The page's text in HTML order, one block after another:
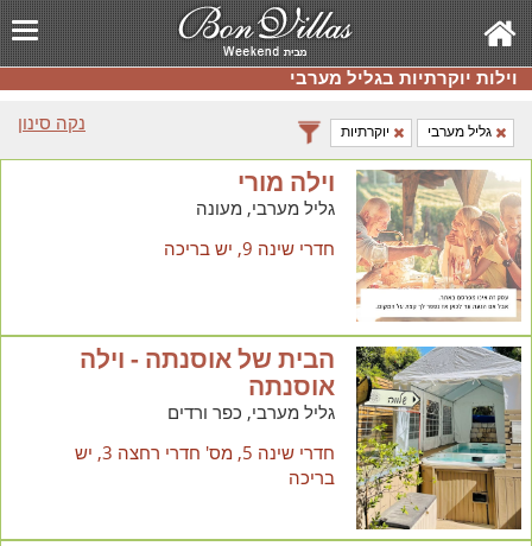
וילות יוקרתיות בגליל מערבי
נקה סינון
גליל מערבי יוקרתיות
וילה מורי
גליל מערבי, מעונה
חדרי שינה 9, יש בריכה
הבית של אוסנתה - וילה
אוסנתה
גליל מערבי, כפר ורדים
חדרי שינה 5, מס' חדרי רחצה 3, יש
בריכה